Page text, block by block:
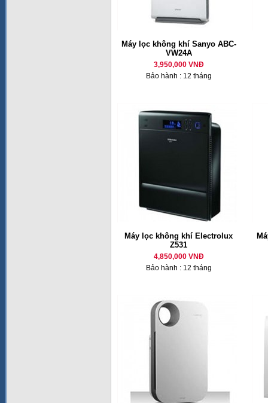
Máy lọc không khí Sanyo ABC-
VW24A
3,950,000 VNĐ
Bảo hành : 12 tháng
Máy lọc không khí Electrolux
Z531
4,850,000 VNĐ
Bảo hành : 12 tháng